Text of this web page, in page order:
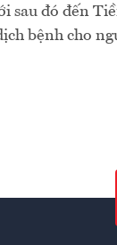
sau đó đến
bệnh cho